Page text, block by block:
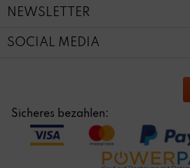
NEWSLETTER
SOCIAL MEDIA
Sicheres bezahlen: